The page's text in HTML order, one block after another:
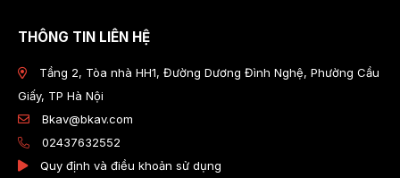
THÔNG TIN LIÊN HỆ
Tầng 2, Tòa nhà HH1, Đường Dương Đình Nghệ, Phường Cầu
Giấy, TP Hà Nội
Bkav@bkav.com
02437632552
Quy định và điều khoản sử dụng